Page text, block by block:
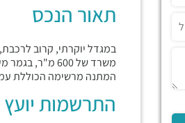
תאור הנכס
משרד של 600
המתנה מרשימה הכוללת
התרשמות יועץ